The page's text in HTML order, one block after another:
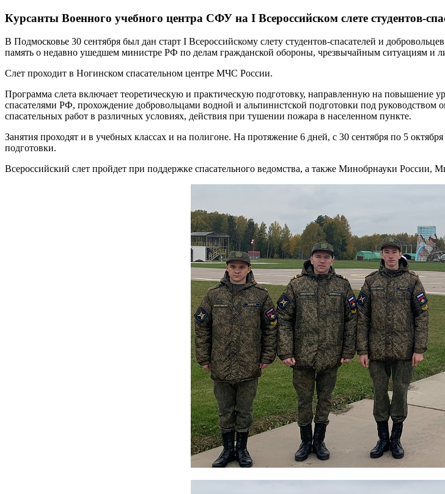
Курсанты Военного учебного центра СФУ на I Всероссийском слете студентов-
В Подмосковье 30 сентября был дан старт I Всероссийскому слету студентов-спасателей и
память о недавно ушедшем министре РФ по делам гражданской обороны, чрезвычайным ситуациям и
Слет проходит в Ногинском спасательном центре МЧС России.
Программа слета включает теоретическую и практическую подготовку, направленную на повышение
спасателями РФ, прохождение добровольцами водной и альпинистской подготовки под
спасательных работ в различных условиях, действия при тушении пожара в населенном пункте.
Занятия проходят и в учебных классах и на полигоне. На протяжение 6 дней, с 30 сентября по 5
подготовки.
Всероссийский слет пройдет при поддержке спасательного ведомства, а также Минобрнауки России,